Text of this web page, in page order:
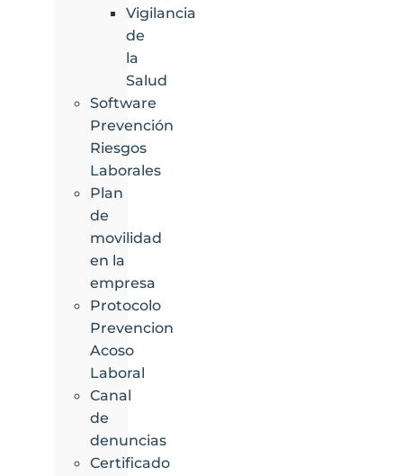
Vigilancia
de
la
Salud
Software
Prevención
Riesgos
Laborales
Plan
de
movilidad
en la
empresa
Protocolo
Prevencion
Acoso
Laboral
Canal
de
denuncias
Certificado